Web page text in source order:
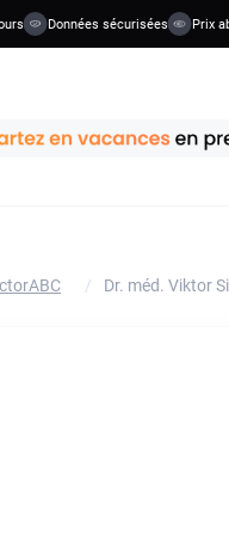
Données sécurisées Prix
/ Dr. méd. Viktor